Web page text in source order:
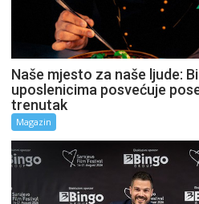
Naše mjesto za naše ljude:
uposlenicima posvećuje
trenutak
Magazin